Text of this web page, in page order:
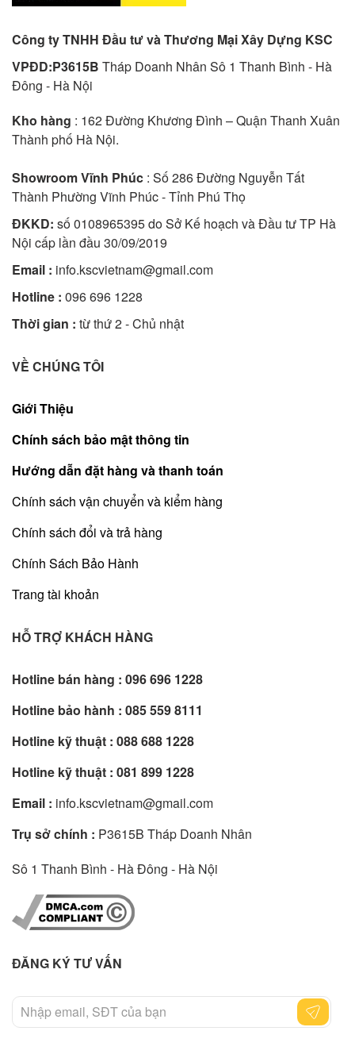
Công ty TNHH Đầu tư và Thương Mại Xây Dựng KSC
VPĐD:P3615B Tháp Doanh Nhân Sô 1 Thanh Bình - Hà
Đông - Hà Nội
Kho hàng : 162 Đường Khương Đình – Quận Thanh Xuân
Thành phố Hà Nội.
Showroom Vĩnh Phúc : Số 286 Đường Nguyễn Tất
Thành Phường Vĩnh Phúc - Tỉnh Phú Thọ
ĐKKD: số 0108965395 do Sở Kế hoạch và Đầu tư TP Hà
Nội cấp lần đầu 30/09/2019
Email : info.kscvietnam@gmail.com
Hotline : 096 696 1228
Thời gian : từ thứ 2 - Chủ nhật
VỀ CHÚNG TÔI
Giới Thiệu
Chính sách bảo mật thông tin
Hướng dẫn đặt hàng và thanh toán
Chính sách vận chuyển và kiểm hàng
Chính sách đổi và trả hàng
Chính Sách Bảo Hành
Trang tài khoản
HỖ TRỢ KHÁCH HÀNG
Hotline bán hàng : 096 696 1228
Hotline bảo hành : 085 559 8111
Hotline kỹ thuật : 088 688 1228
Hotline kỹ thuật : 081 899 1228
Email : info.kscvietnam@gmail.com
Trụ sở chính : P3615B Tháp Doanh Nhân
Sô 1 Thanh Bình - Hà Đông - Hà Nội
ĐĂNG KÝ TƯ VẤN